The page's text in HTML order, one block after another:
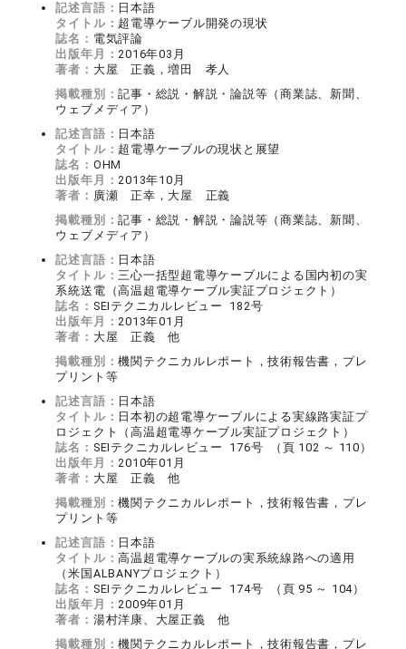
記述言語： 日本語
タイトル： 超電導ケーブル開発の現状
誌名： 電気評論
出版年月：2016年03月
著者： 大屋 正義，増田 孝人
掲載種別：記事・総説・解説・論説等（商業誌、新聞、
ウェブメディア）
記述言語： 日本語
タイトル： 超電導ケーブルの現状と展望
誌名： OHM
出版年月：2013年10月
著者： 廣瀬 正幸，大屋 正義
掲載種別：記事・総説・解説・論説等（商業誌、新聞、
ウェブメディア）
記述言語： 日本語
タイトル：三心一括型超電導ケーブルによる国内初の実
系統送電（高温超電導ケーブル実証プロジェクト）
誌名： SEIテクニカルレビュー 182号
出版年月：2013年01月
著者： 大屋 正義 他
掲載種別：機関テクニカルレポート，技術報告書，プレ
プリント等
記述言語： 日本語
タイトル： 日本初の超電導ケーブルによる実線路実証プ
ロジェクト（高温超電導ケーブル実証プロジェクト）
誌名： SEIテクニカルレビュー 176号 （頁 102 ～ 110）
出版年月：2010年01月
著者： 大屋 正義 他
掲載種別：機関テクニカルレポート，技術報告書，プレ
プリント等
記述言語： 日本語
タイトル：高温超電導ケーブルの実系統線路への適用
（米国ALBANYプロジェクト）
誌名： SEIテクニカルレビュー 174号 （頁 95 ～ 104）
出版年月：2009年01月
著者： 湯村洋康、大屋正義 他
掲載種別：機関テクニカルレポート，技術報告書，プレ